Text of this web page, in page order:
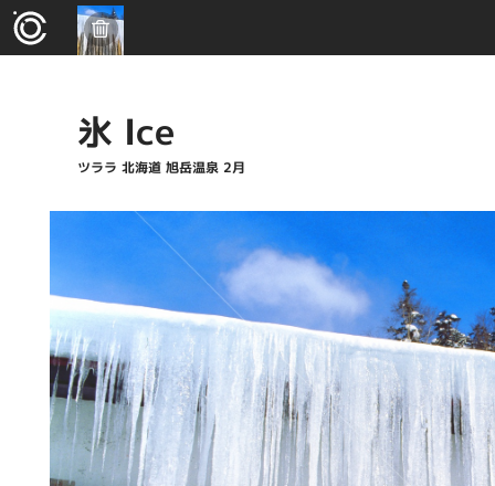
氷 Ice
ツララ 北海道 旭岳温泉 2月